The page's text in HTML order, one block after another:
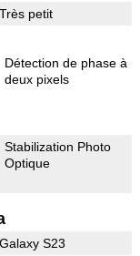
Très petit
Détection de phase à
deux pixels
Stabilization Photo
Optique
Galaxy S23